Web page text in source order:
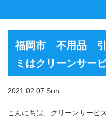
福岡市 不用品
ミはクリーンサー
2021.02.07 Sun
こんにちは、クリーンサービ